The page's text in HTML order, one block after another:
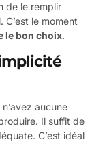
de le remplir
le moment
le bon choix.
n’avez aucune
Il suffit de
C’est idéal